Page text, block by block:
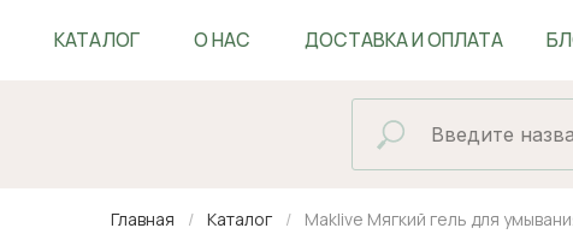
КАТАЛОГ О НАС БЛОГ
ДОСТАВКА И ОПЛАТА
Главная Каталог Maklive Мягкий гель для